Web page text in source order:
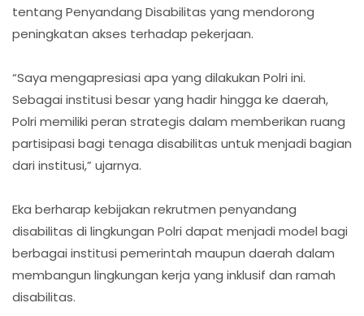
tentang Penyandang Disabilitas yang mendorong
peningkatan akses terhadap pekerjaan.
“Saya mengapresiasi apa yang dilakukan Polri ini.
Sebagai institusi besar yang hadir hingga ke daerah,
Polri memiliki peran strategis dalam memberikan ruang
partisipasi bagi tenaga disabilitas untuk menjadi bagian
dari institusi,” ujarnya.
Eka berharap kebijakan rekrutmen penyandang
disabilitas di lingkungan Polri dapat menjadi model bagi
berbagai institusi pemerintah maupun daerah dalam
membangun lingkungan kerja yang inklusif dan ramah
disabilitas.